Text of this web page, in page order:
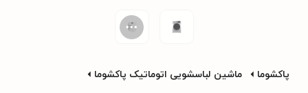
پاکشوما ماشین لباسشویی اتوماتیک پاکشوما